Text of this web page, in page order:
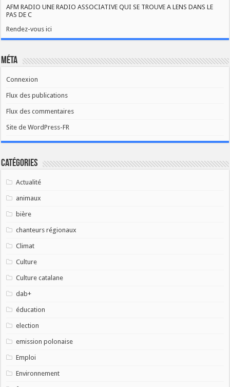
AFM RADIO UNE RADIO ASSOCIATIVE QUI SE TROUVE A LENS DANS LE
PAS DE C
Rendez-vous ici
Méta
Connexion
Flux des publications
Flux des commentaires
Site de WordPress-FR
Catégories
Actualité
animaux
bière
chanteurs régionaux
Climat
Culture
Culture catalane
dab+
éducation
election
emission polonaise
Emploi
Environnement